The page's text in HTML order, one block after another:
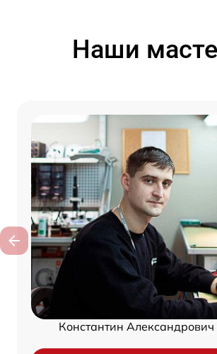
Наши
Константин